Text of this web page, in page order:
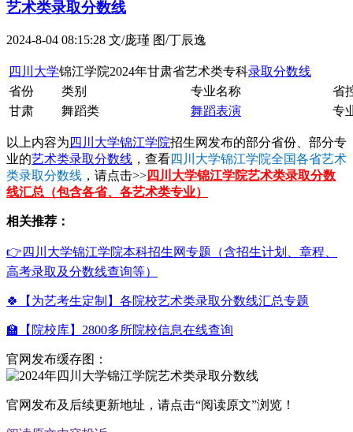
艺术类录取分数线
2024-8-04 08:15:28 文/庞瑾 图/丁辰逸
四川大学锦江学院2024年甘肃省艺术类专科录取分数线
省份
类别 专业名称
省
甘肃
舞蹈类 舞蹈表演 专
以上内容为 四川大学锦江学院招生网发布的部分省份、部分专
业的艺术类录取分数线 ，查看四川大学锦江学院全国各省艺术
类录取分数线 ，请点击>>四川大学锦江学院艺术类录取分数
线汇总（包含各省、各艺术类专业）
相关推荐：
👉四川大学锦江学院本科招生网专题（含招生计划、章程、
高考录取及分数线查询等）
🍀【为艺考生定制】各院校艺术类录取分数线汇总专题
🏫【院校库】2800多所院校信息在线查询
官网发布缓存图：
官网发布及后续更新地址，请点击“阅读原文”浏览！